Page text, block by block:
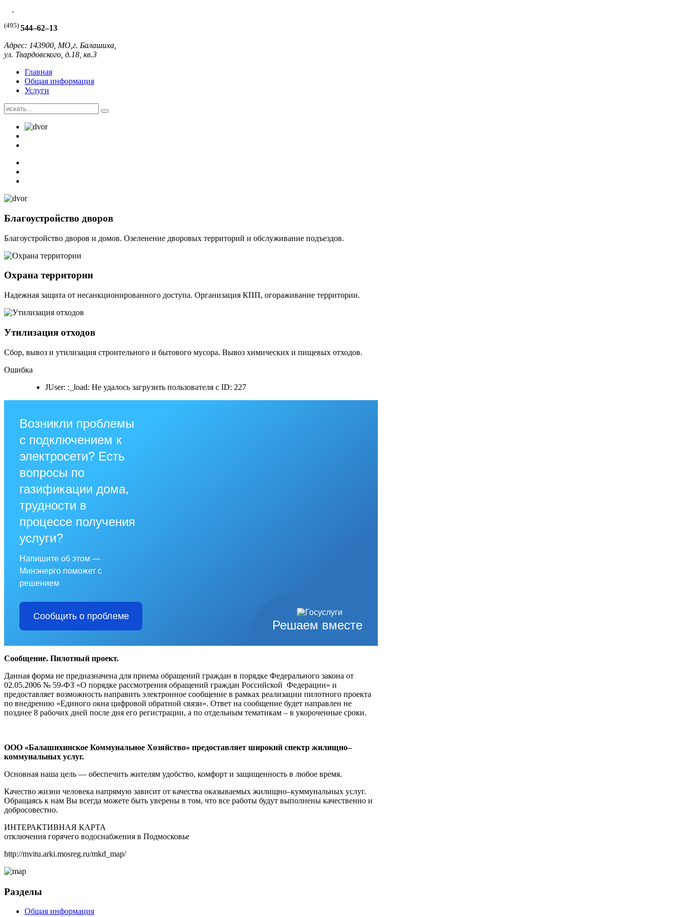
(495) 544–62–13
Адрес: 143900, МО,г. Балашиха,
ул. Твардовского, д.18, кв.3
Главная
Общая информация
Услуги
Благоустройство дворов
Благоустройство дворов и домов. Озеленение дворовых территорий и обслуживание подъездов.
Охрана территории
Надежная защита от несанкционированного доступа. Организация КПП, огораживание территории.
Утилизация отходов
Cбор, вывоз и утилизация строительного и бытового мусора. Вывоз химических и пищевых отходов.
Ошибка
JUser: :_load: Не удалось загрузить пользователя с ID: 227
Решаем вместе
Возникли проблемы
с подключением к
электросети? Есть
вопросы по
газификации дома,
трудности в
процессе получения
услуги?
Напишите об этом —
Минэнерго поможет с
решением
Сообщить о проблеме
Сообщение. Пилотный проект.
Данная форма не предназначена для приема обращений граждан в порядке Федерального закона от
02.05.2006 № 59-ФЗ «О порядке рассмотрения обращений граждан Российской Федерации» и
предоставляет возможность направить электронное сообщение в рамках реализации пилотного проекта
по внедрению «Единого окна цифровой обратной связи». Ответ на сообщение будет направлен не
позднее 8 рабочих дней после дня его регистрации, а по отдельным тематикам – в укороченные сроки.
ООО «Балашихинское Коммунальное Хозяйство» предоставляет широкий спектр жилищно–
коммунальных услуг.
Основная наша цель — обеспечить жителям удобство, комфорт и защищенность в любое время.
Качество жизни человека напрямую зависит от качества оказываемых жилищно–куммунальных услуг.
Обращаясь к нам Вы всегда можете быть уверены в том, что все работы будут выполнены качественно и
добросовестно.
ИНТЕРАКТИВНАЯ КАРТА
отключения горячего водоснабжения в Подмосковье
http://mvitu.arki.mosreg.ru/mkd_map/
Разделы
Общая информация